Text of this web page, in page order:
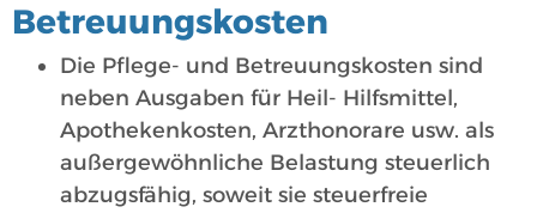
Betreuungskosten
Die Pflege- und Betreuungskosten sind
neben Ausgaben für Heil- Hilfsmittel,
Apothekenkosten, Arzthonorare usw. als
außergewöhnliche Belastung steuerlich
abzugsfähig, soweit sie steuerfreie